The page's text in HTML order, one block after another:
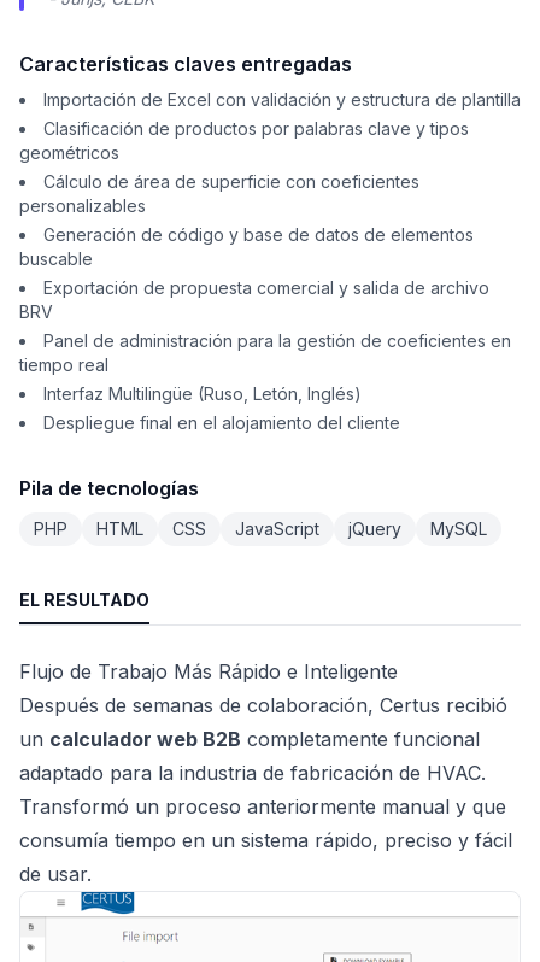
Características claves entregadas
Importación de Excel con validación y estructura de plantilla
Clasificación de productos por palabras clave y tipos
geométricos
Cálculo de área de superficie con coeficientes
personalizables
Generación de código y base de datos de elementos
buscable
Exportación de propuesta comercial y salida de archivo
BRV
Panel de administración para la gestión de coeficientes en
tiempo real
Interfaz Multilingüe (Ruso, Letón, Inglés)
Despliegue final en el alojamiento del cliente
Pila de tecnologías
PHP HTML CSS JavaScript jQuery MySQL
EL RESULTADO
Flujo de Trabajo Más Rápido e Inteligente
Después de semanas de colaboración, Certus recibió
un calculador web B2B completamente funcional
adaptado para la industria de fabricación de HVAC.
Transformó un proceso anteriormente manual y que
consumía tiempo en un sistema rápido, preciso y fácil
de usar.